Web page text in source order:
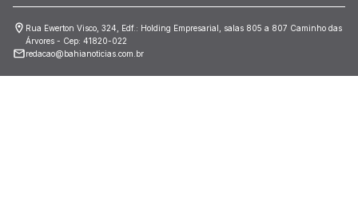
Rua Ewerton Visco, 324, Edf.: Holding Empresarial, salas 805 a 807 Caminho das
Árvores - Cep: 41820-022
redacao@bahianoticias.com.br